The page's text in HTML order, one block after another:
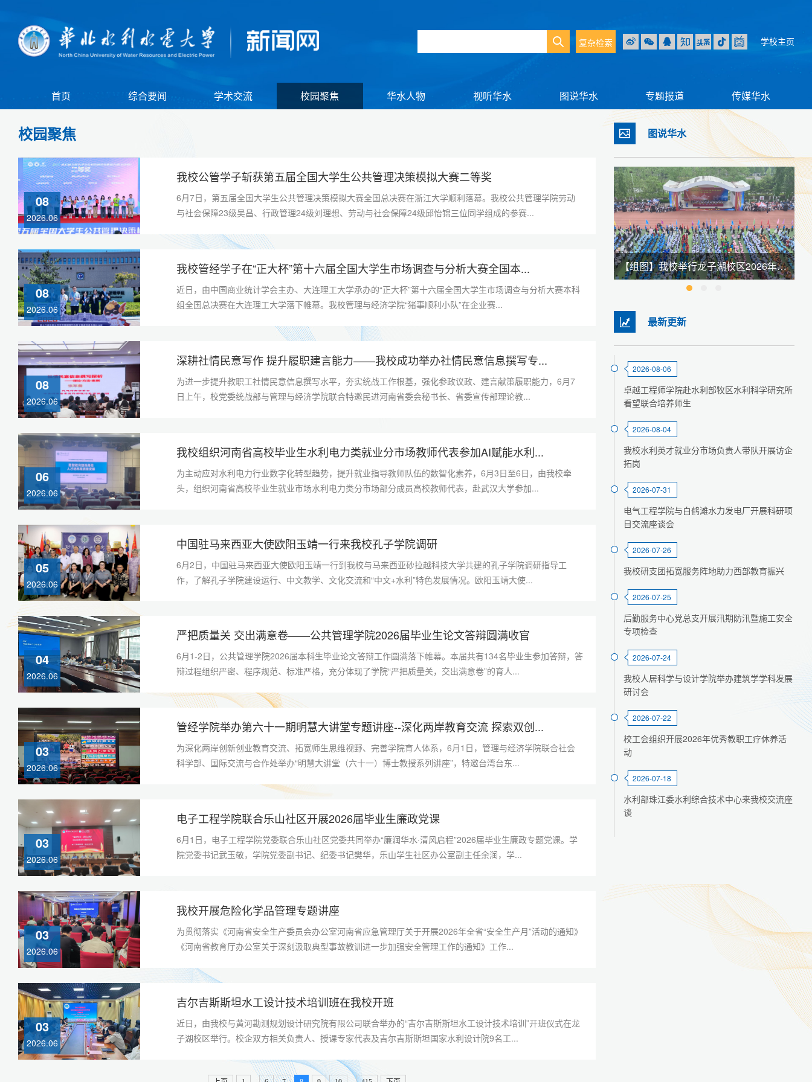
复杂检索 学校主页
首页 综合要闻 学术交流 校园聚焦 华水人物 视听华水 图说华水 专题报道 传媒华水
校园聚焦
08
2026.06
我校公管学子斩获第五届全国大学生公共管理决策模拟大赛二等奖
6月7日，第五届全国大学生公共管理决策模拟大赛全国总决赛在浙江大学顺利落幕。我校公共管理学院劳动
与社会保障23级吴昌、行政管理24级刘理想、劳动与社会保障24级邱怡锦三位同学组成的参赛...
08
2026.06
我校管经学子在“正大杯”第十六届全国大学生市场调查与分析大赛全国本...
近日，由中国商业统计学会主办、大连理工大学承办的“正大杯”第十六届全国大学生市场调查与分析大赛本科
组全国总决赛在大连理工大学落下帷幕。我校管理与经济学院“猪事顺利小队”在企业赛...
08
2026.06
深耕社情民意写作 提升履职建言能力——我校成功举办社情民意信息撰写专...
为进一步提升教职工社情民意信息撰写水平，夯实统战工作根基，强化参政议政、建言献策履职能力，6月7
日上午，校党委统战部与管理与经济学院联合特邀民进河南省委会秘书长、省委宣传部理论教...
06
2026.06
我校组织河南省高校毕业生水利电力类就业分市场教师代表参加AI赋能水利...
为主动应对水利电力行业数字化转型趋势，提升就业指导教师队伍的数智化素养，6月3日至6日，由我校牵
头，组织河南省高校毕业生就业市场水利电力类分市场部分成员高校教师代表，赴武汉大学参加...
05
2026.06
中国驻马来西亚大使欧阳玉靖一行来我校孔子学院调研
6月2日，中国驻马来西亚大使欧阳玉靖一行到我校与马来西亚砂拉越科技大学共建的孔子学院调研指导工
作，了解孔子学院建设运行、中文教学、文化交流和“中文+水利”特色发展情况。欧阳玉靖大使...
04
2026.06
严把质量关 交出满意卷——公共管理学院2026届毕业生论文答辩圆满收官
6月1-2日，公共管理学院2026届本科生毕业论文答辩工作圆满落下帷幕。本届共有134名毕业生参加答辩，答
辩过程组织严密、程序规范、标准严格，充分体现了学院“严把质量关，交出满意卷”的育人...
03
2026.06
管经学院举办第六十一期明慧大讲堂专题讲座--深化两岸教育交流 探索双创...
为深化两岸创新创业教育交流、拓宽师生思维视野、完善学院育人体系，6月1日，管理与经济学院联合社会
科学部、国际交流与合作处举办“明慧大讲堂（六十一）博士教授系列讲座”，特邀台湾台东...
03
2026.06
电子工程学院联合乐山社区开展2026届毕业生廉政党课
6月1日，电子工程学院党委联合乐山社区党委共同举办“廉润华水·清风启程”2026届毕业生廉政专题党课。学
院党委书记武玉敬，学院党委副书记、纪委书记樊华，乐山学生社区办公室副主任余润，学...
03
2026.06
我校开展危险化学品管理专题讲座
为贯彻落实《河南省安全生产委员会办公室河南省应急管理厅关于开展2026年全省“安全生产月”活动的通知》
《河南省教育厅办公室关于深刻汲取典型事故教训进一步加强安全管理工作的通知》工作...
03
2026.06
吉尔吉斯斯坦水工设计技术培训班在我校开班
近日，由我校与黄河勘测规划设计研究院有限公司联合举办的“吉尔吉斯斯坦水工设计技术培训”开班仪式在龙
子湖校区举行。校企双方相关负责人、授课专家代表及吉尔吉斯斯坦国家水利设计院9名工...
图说华水
【组图】我校举行江淮校区2026年春季田径运动会暨全民健身大会 【组图】2026年初冬逢雪 与君共赏 【组图】我校举行龙子湖校区2026年春季田径运动会暨全民健身大会
最新更新
2026-08-06
卓越工程师学院赴水利部牧区水利科学研究所
看望联合培养师生
2026-08-04
我校水利英才就业分市场负责人带队开展访企
拓岗
2026-07-31
电气工程学院与白鹤滩水力发电厂开展科研项
目交流座谈会
2026-07-26
我校研支团拓宽服务阵地助力西部教育振兴
2026-07-25
后勤服务中心党总支开展汛期防汛暨施工安全
专项检查
2026-07-24
我校人居科学与设计学院举办建筑学学科发展
研讨会
2026-07-22
校工会组织开展2026年优秀教职工疗休养活
动
2026-07-18
水利部珠江委水利综合技术中心来我校交流座
谈